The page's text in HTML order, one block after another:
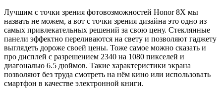
Лучшим с точки зрения фотовозможностей Honor 8X мы
назвать не можем, а вот с точки зрения дизайна это одно из
самых привлекательных решений за свою цену. Стеклянные
панели эффектно переливаются на свету и позволяют гаджету
выглядеть дороже своей цены. Тоже самое можно сказать и
про дисплей с разрешением 2340 на 1080 пикселей и
диагональю 6.5 дюймов. Такие характеристики экрана
позволяют без труда смотреть на нём кино или использовать
смартфон в качестве электронной книги.